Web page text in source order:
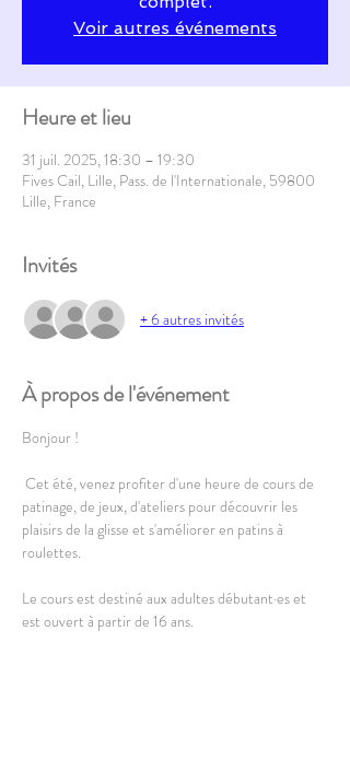
Voir autres événements
Heure et lieu
31 juil. 2025, 18:30 – 19:30
Fives Cail, Lille, Pass. de l'Internationale, 59800
Lille, France
Invités
+ 6 autres invités
À propos de l'événement
Bonjour !
patinage, de jeux, d'ateliers pour découvrir les
plaisirs de la glisse et s'améliorer en patins à
roulettes.
Le cours est destiné aux adultes débutant·es et
est ouvert à partir de 16 ans.